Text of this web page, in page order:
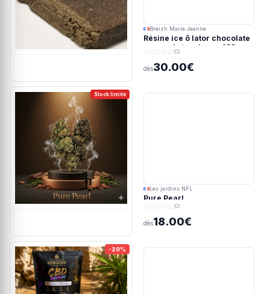
Breizh Marie Jeanne
Résine ice ô lator chocolate
covered strawberry CBD
(0)
dès30.00€
Stock limité
Les jardins NFL
Pure Pearl
(0)
dès18.00€
-20%